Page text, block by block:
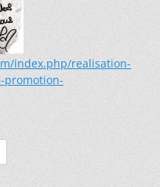
index.php/realisation-
promotion-